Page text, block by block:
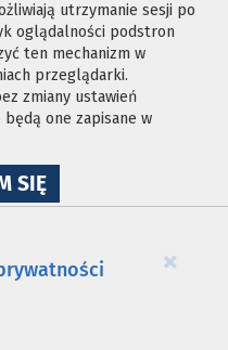
utrzymanie sesji po
oglądalności podstron
ten mechanizm w
przeglądarki.
zmiany ustawień
będą one zapisane w
SIĘNA
WYKORZYSTANIE
×